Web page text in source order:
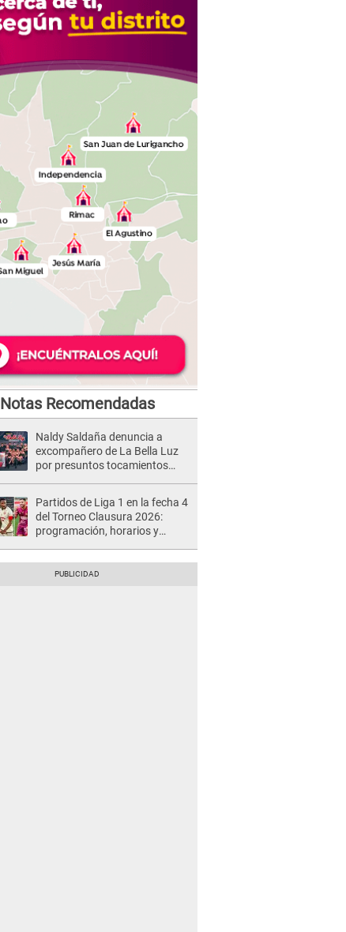
Notas Recomendadas
Naldy Saldaña denuncia a
excompañero de La Bella Luz
por presuntos tocamientos
Partidos de Liga 1 en la fecha 4
del Torneo Clausura 2026:
programación, horarios y